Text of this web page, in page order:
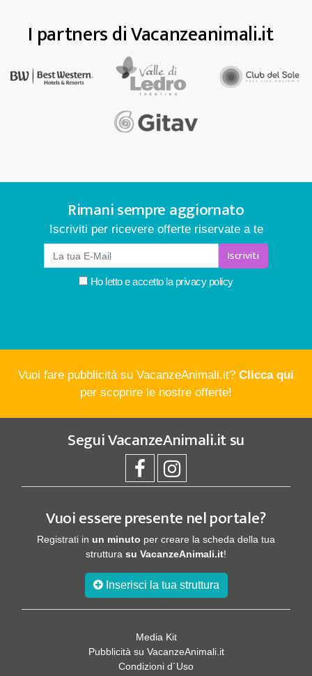
I partners di Vacanzeanimali.it
Rimani sempre aggiornato
Iscriviti per ricevere offerte riservate a te
Iscriviti
Ho letto e accetto laprivacy policy
Vuoi fare pubblicità su VacanzeAnimali.it? Clicca qui
per scoprire le nostre offerte!
SeguiVacanzeAnimali.itsu
Vuoi essere presente nel portale?
Registrati in un minuto per creare la scheda della tua
struttura su VacanzeAnimali.it!
Inserisci la tua struttura
Media Kit
Pubblicità su VacanzeAnimali.it
Condizioni d´Uso